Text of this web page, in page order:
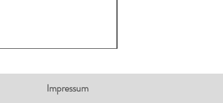
Impressum